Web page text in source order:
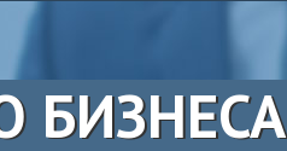
БИЗНЕСА